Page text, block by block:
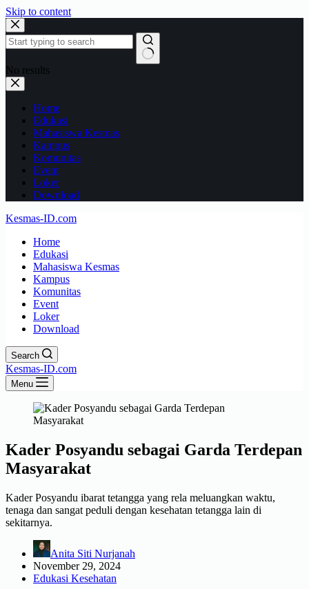
Skip to content
No results
Home
Edukasi
Mahasiswa Kesmas
Kampus
Komunitas
Event
Loker
Download
Kesmas-ID.com
Home
Edukasi
Mahasiswa Kesmas
Kampus
Komunitas
Event
Loker
Download
Search
Kesmas-ID.com
Menu
Kader Posyandu sebagai Garda Terdepan
Masyarakat
Kader Posyandu ibarat tetangga yang rela meluangkan waktu,
tenaga dan sangat peduli dengan kesehatan tetangga lain di
sekitarnya.
Anita Siti Nurjanah
November 29, 2024
Edukasi Kesehatan